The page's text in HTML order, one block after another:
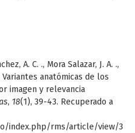
A. C. ., Mora Salazar, J. A. .,
anatómicas de los
imagen y relevancia
, 18(1), 39-43. Recuperado a
index.php/rms/article/view/3